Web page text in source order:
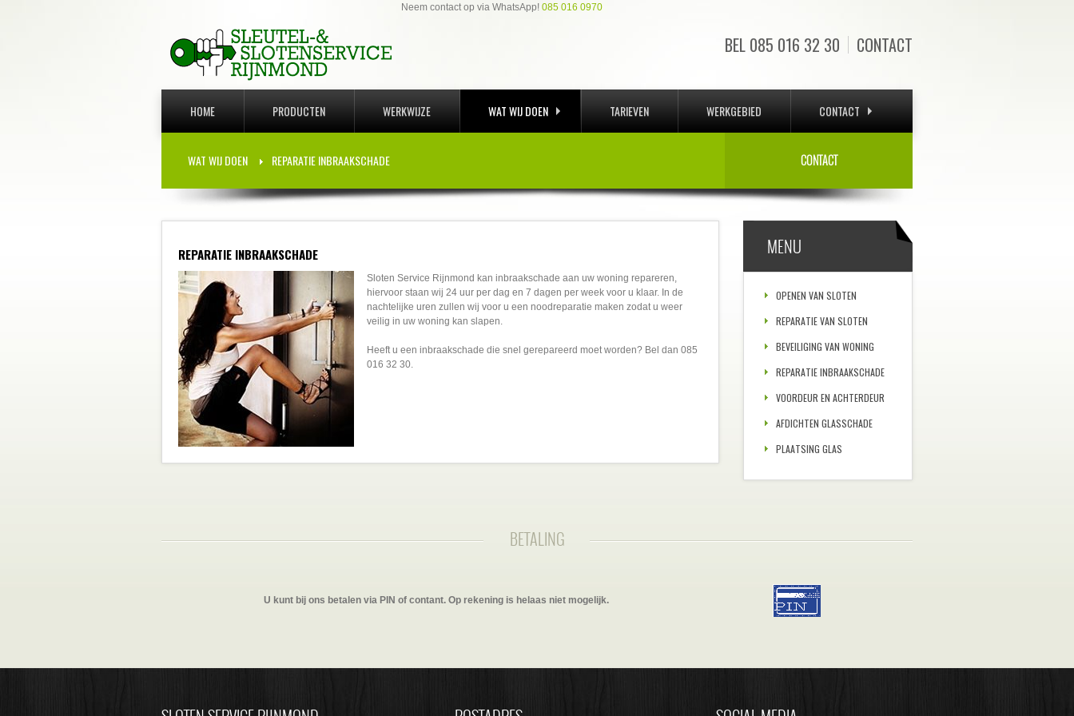
BEL 085 016 32 30 CONTACT
Neem contact op via WhatsApp! 085 016 0970
HOME PRODUCTEN WERKWIJZE WAT WIJ DOEN TARIEVEN WERKGEBIED CONTACT
CONTACT
WAT WIJ DOEN REPARATIE INBRAAKSCHADE
REPARATIE INBRAAKSCHADE
Sloten Service Rijnmond kan inbraakschade aan uw woning repareren,
hiervoor staan wij 24 uur per dag en 7 dagen per week voor u klaar. In de
nachtelijke uren zullen wij voor u een noodreparatie maken zodat u weer
veilig in uw woning kan slapen.
Heeft u een inbraakschade die snel gerepareerd moet worden? Bel dan 085
016 32 30.
MENU
OPENEN VAN SLOTEN
REPARATIE VAN SLOTEN
BEVEILIGING VAN WONING
REPARATIE INBRAAKSCHADE
VOORDEUR EN ACHTERDEUR
AFDICHTEN GLASSCHADE
PLAATSING GLAS
BETALING
U kunt bij ons betalen via PIN of contant. Op rekening is helaas niet mogelijk.